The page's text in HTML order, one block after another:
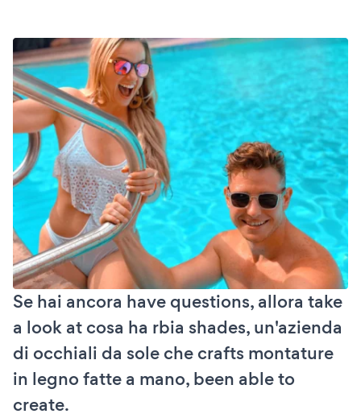
Se hai ancora have questions, allora take
a look at cosa ha rbia shades, un'azienda
di occhiali da sole che crafts montature
in legno fatte a mano, been able to
create.